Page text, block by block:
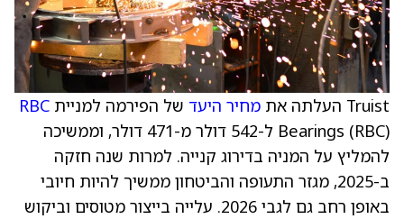
Truist העלתה את מחיר היעד של הפירמה למניית RBC
Bearings (RBC) ל-542 דולר מ-471 דולר, וממשיכה
להמליץ על המניה בדירוג קנייה. למרות שנה חזקה
ב-2025, מגזר התעופה והביטחון ממשיך להיות חיובי
באופן רחב גם לגבי 2026. עלייה בייצור מטוסים וביקוש